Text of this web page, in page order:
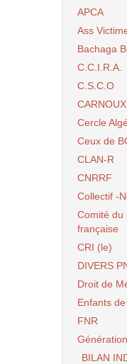
APCA
Ass
Bachaga
C.C.I.R.A.
C.S.C.O
Cercle
Ceux de
CLAN-R
CNRRF
Collectif -
Comité du
française
CRI (le)
DIVERS
Droit de
Enfants de
FNR
BILAN